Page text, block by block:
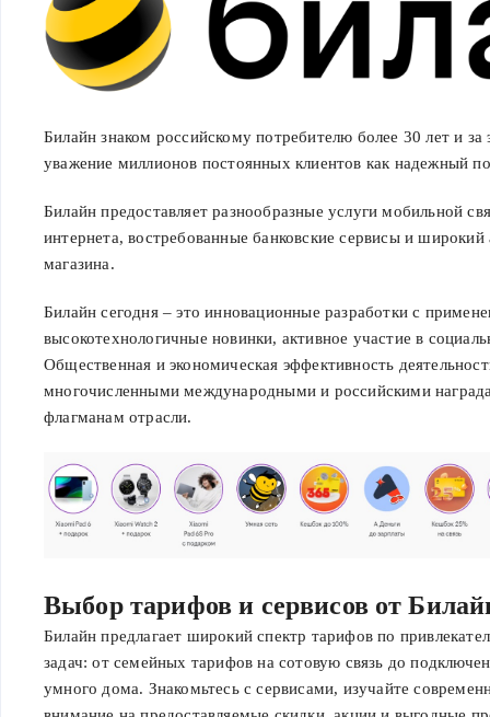
карта.Состав
акционного
комплекта:смартфон
розничной цены;
опция «7000 рублей
на 18 месяцев; для
новых абонентов —
комплекта при
покупке в офисах
продаж. Актуальная
в интернет-магазине
и офисах продаж
билайна.Обращаем
постоплатной
системой расчётов,
на котором опция
недоступна, при
Билайн знаком российскому потребителю более 30 лет и за
уважение миллионов постоянных клиентов как надежный
Билайн предоставляет разнообразные услуги мобильной
интернета, востребованные банковские сервисы и
магазина.
Билайн сегодня – это инновационные разработки с
высокотехнологичные новинки, активное участие в
Общественная и экономическая эффективность
многочисленными международными и российскими
флагманам отрасли.
Выбор тарифов и сервисов от
Билайн предлагает широкий спектр тарифов по
задач: от семейных тарифов на сотовую связь до
умного дома. Знакомьтесь с сервисами, изучайте